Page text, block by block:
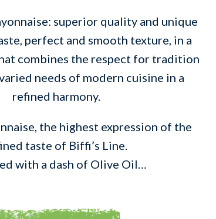
superior quality and unique
perfect and smooth texture, in a
combines the respect for tradition
needs of modern cuisine in a
refined harmony.
the highest expression of the
taste of Biffi’s Line.
with a dash of Olive Oil…